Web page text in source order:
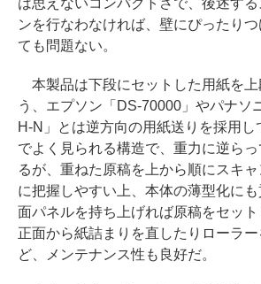
は思えないコンパクトさで、後述す
ンを行なわなければ、壁にぴったり
ても問題ない。
本製品は下段にセットした用紙を上
う、エプソン「DS-70000」やパナソ
H-N」とは逆方向の用紙送りを採用し
でよく見られる構造で、重力に逆ら
るが、重ねた原稿を上から順にスキ
に把握しやすい上、本体の薄型化に
面パネルを持ち上げれば原稿をセッ
正面から紙詰まりを直したりローラ
ど、メンテナンス性も良好だ。